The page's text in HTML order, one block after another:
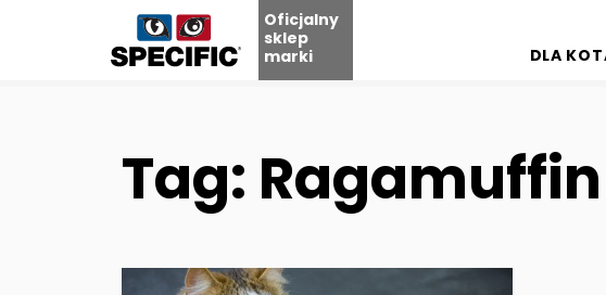
Oficjalny
sklep
marki
DLA
Tag: